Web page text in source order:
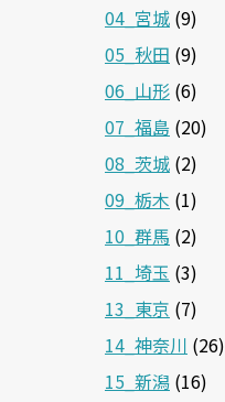
04_宮城 (9)
05_秋田 (9)
06_山形 (6)
07_福島 (20)
08_茨城 (2)
09_栃木 (1)
10_群馬 (2)
11_埼玉 (3)
13_東京 (7)
14_神奈川 (26)
15_新潟 (16)